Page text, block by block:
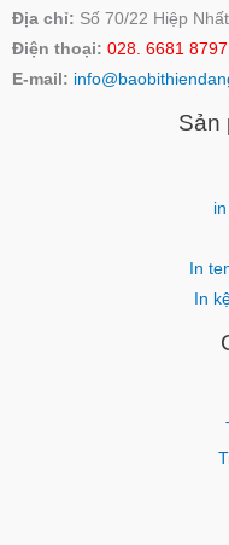
Địa chỉ: Số 70/22 Hiệp
Điện thoại: 028. 6681 8797
E-mail:
Sản
In
In